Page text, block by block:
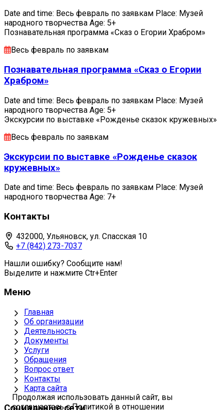
Date and time: Весь февраль по заявкам Place: Музей
народного творчества Age: 5+
Познавательная программа «Сказ о Егории Храбром»
Весь февраль по заявкам
Познавательная программа «Сказ о Егории
Храбром»
Date and time: Весь февраль по заявкам Place: Музей
народного творчества Age: 5+
Экскурсии по выставке «Рожденье сказок кружевных»
Весь февраль по заявкам
Экскурсии по выставке «Рожденье сказок
кружевных»
Date and time: Весь февраль по заявкам Place: Музей
народного творчества Age: 7+
Контакты
432000, Ульяновск, ул. Спасская 10
+7 (842) 273-7037
Нашли ошибку? Сообщите нам!
Выделите и нажмите Ctr+Enter
Меню
Главная
Об организации
Деятельность
Документы
Услуги
Обращения
Вопрос ответ
Контакты
Карта сайта
Продолжая использовать данный сайт, вы
соглашаетесь с Политикой в отношении